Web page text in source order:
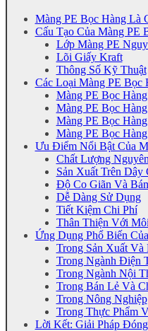
Màng PE Bọc Hàng Là
Cấu Tạo Của Màng PE
Lớp Màng PE
Lõi Giấy Kraft
Thông Số Kỹ Thuật
Các Loại Màng PE Bọc
Màng PE Bọc
Màng PE Bọc
Màng PE Bọc
Màng PE Bọc
Ưu Điểm Nổi Bật Của
Chất Lượng
Sản Xuất Trên Dây
Độ Co Giãn Và
Dễ Dàng Sử Dụng
Tiết Kiệm Chi Phí
Thân Thiện Với
Ứng Dụng Phổ Biến
Trong Sản Xuất Và
Trong Ngành Điện
Trong Ngành Nội
Trong Bán Lẻ Và
Trong Nông Nghiệp
Trong Thực Phẩm
Lời Kết: Giải Pháp